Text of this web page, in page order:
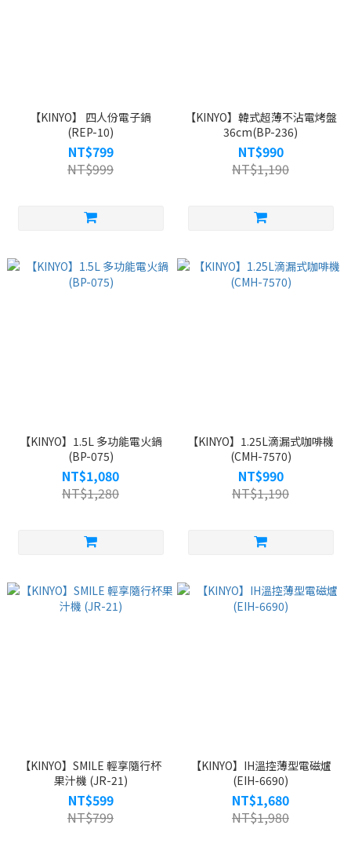
【KINYO】 四人份電子鍋
(REP-10)
NT$799
NT$999
【KINYO】韓式超薄不沾電烤盤
36cm(BP-236)
NT$990
NT$1,190
【KINYO】1.5L 多功能電火鍋
(BP-075)
NT$1,080
NT$1,280
【KINYO】1.25L滴漏式咖啡機
(CMH-7570)
NT$990
NT$1,190
【KINYO】SMILE 輕享隨行杯
果汁機 (JR-21)
NT$599
NT$799
【KINYO】IH溫控薄型電磁爐
(EIH-6690)
NT$1,680
NT$1,980